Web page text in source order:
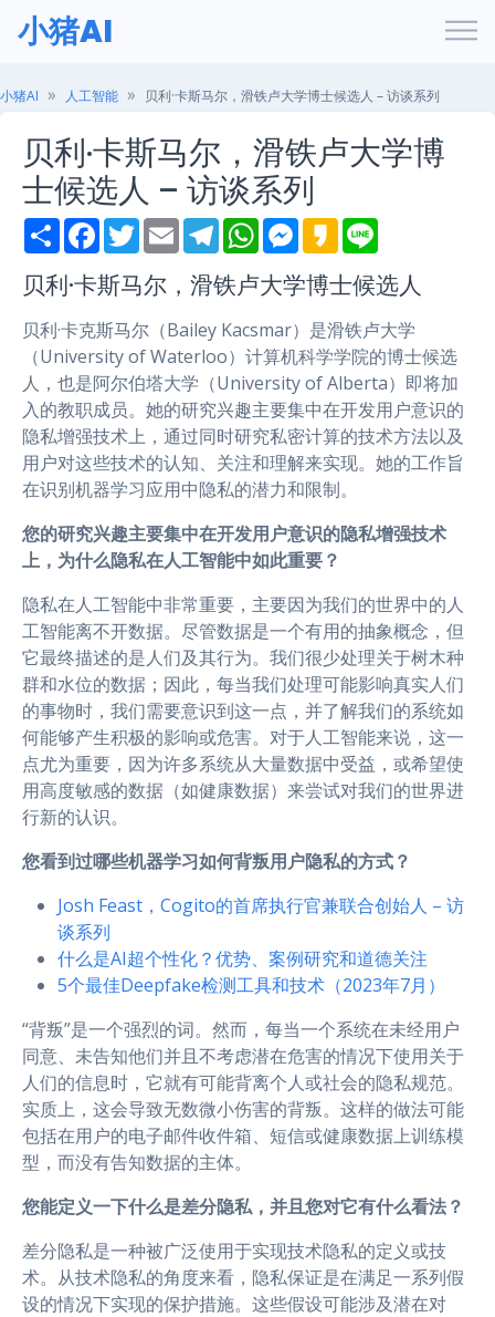
小猪AI
小猪AI 人工智能 贝利·卡斯马尔，滑铁卢大学博士候选人 – 访谈系列
贝利·卡斯马尔，滑铁卢大学博
士候选人 – 访谈系列
S
h
r
e
F
a
e
b
o
k
T
w
t
t
r
E
m
l
T
e
e
g
a
m
W
h
t
s
p
p
M
e
s
e
e
r
K
a
a
o
e
贝利·卡斯马尔，滑铁卢大学博士候选人
贝利·卡克斯马尔（Bailey Kacsmar）是滑铁卢大学
（University of Waterloo）计算机科学学院的博士候选
人，也是阿尔伯塔大学（University of Alberta）即将加
入的教职成员。她的研究兴趣主要集中在开发用户意识的
隐私增强技术上，通过同时研究私密计算的技术方法以及
用户对这些技术的认知、关注和理解来实现。她的工作旨
在识别机器学习应用中隐私的潜力和限制。
您的研究兴趣主要集中在开发用户意识的隐私增强技术
上，为什么隐私在人工智能中如此重要？
隐私在人工智能中非常重要，主要因为我们的世界中的人
工智能离不开数据。尽管数据是一个有用的抽象概念，但
它最终描述的是人们及其行为。我们很少处理关于树木种
群和水位的数据；因此，每当我们处理可能影响真实人们
的事物时，我们需要意识到这一点，并了解我们的系统如
何能够产生积极的影响或危害。对于人工智能来说，这一
点尤为重要，因为许多系统从大量数据中受益，或希望使
用高度敏感的数据（如健康数据）来尝试对我们的世界进
行新的认识。
您看到过哪些机器学习如何背叛用户隐私的方式？
Josh Feast，Cogito的首席执行官兼联合创始人 – 访
谈系列
什么是AI超个性化？优势、案例研究和道德关注
5个最佳Deepfake检测工具和技术（2023年7月）
“背叛”是一个强烈的词。然而，每当一个系统在未经用户
同意、未告知他们并且不考虑潜在危害的情况下使用关于
人们的信息时，它就有可能背离个人或社会的隐私规范。
实质上，这会导致无数微小伤害的背叛。这样的做法可能
包括在用户的电子邮件收件箱、短信或健康数据上训练模
型，而没有告知数据的主体。
您能定义一下什么是差分隐私，并且您对它有什么看法？
差分隐私是一种被广泛使用于实现技术隐私的定义或技
术。从技术隐私的角度来看，隐私保证是在满足一系列假
设的情况下实现的保护措施。这些假设可能涉及潜在对